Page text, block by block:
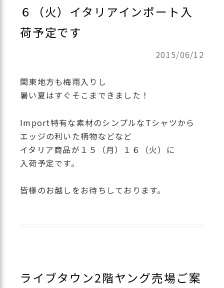
６（火）イタリアインポート入
荷予定です
2015/06/12
関東地方も梅雨入りし
暑い夏はすぐそこまできました！
Import特有な素材のシンプルなTシャツから
エッジの利いた柄物などなど
イタリア商品が１５（月）１６（火）に
入荷予定です。
皆様のお越しをお待ちしております。
ライブタウン2階ヤング売場ご案